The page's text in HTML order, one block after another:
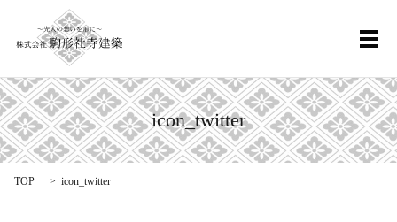
メ
icon_twitter
TOP icon_twitter